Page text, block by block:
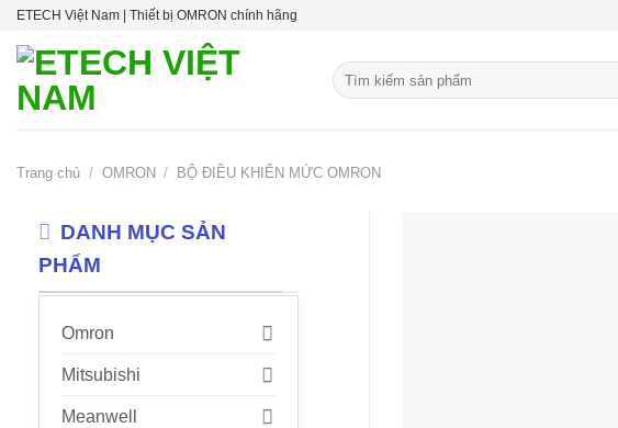
Skip
content
ETECH Việt Nam | Thiết bị OMRON chính hãng
Tìm
kiếm:
Trang chủ / OMRON / BỘ ĐIỀU KHIỂN MỨC OMRON
DANH MỤC SẢN
PHẨM
Omron
Mitsubishi
Meanwell